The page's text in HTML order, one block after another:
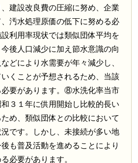
建設改良費の圧縮に努め、企業
汚水処理原価の低下に努める必
利用率現状では類似団体平均を
今後人口減少に加え節水意識の向
どにより水需要が年々減少し、
くことが予想されるため、当該
要があります。⑧水洗化率当市
３１年に供用開始し比較的長い
め、類似団体との比較において
です。しかし、未接続が多い地
も普及活動を進めることにより
必要があります。